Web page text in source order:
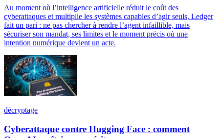
Au moment où l’intelligence artificielle réduit le coût des
cyberattaques et multiplie les systèmes capables d’agir seuls, Ledger
fait un pari : ne pas chercher à rendre l’agent infaillible, mais
sécuriser son mandat, ses limites et le moment précis où une
intention numérique devient un acte.
décryptage
Cyberattaque contre Hugging Face : comment